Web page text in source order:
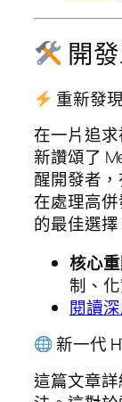
開
重新發
在一片追
新讚頌了
醒開發者
在處理高
的最佳選擇
核心重
制、
閱讀
新一代
這篇文章詳